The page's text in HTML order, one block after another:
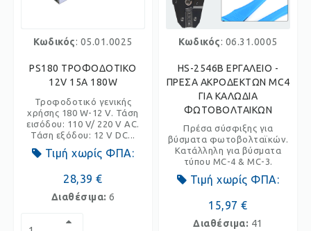
Κωδικός: 05.01.0025
PS180 ΤΡΟΦΟΔΟΤΙΚΟ
12V 15A 180W
Τροφοδοτικό γενικής
χρήσης 180 W-12 V. Τάση
εισόδου: 110 V/ 220 V AC.
Τάση εξόδου: 12 V DC...
Τιμή χωρίς ΦΠΑ:
28,39 €
Διαθέσιμα: 6
Κωδικός: 06.31.0005
HS-2546B ΕΡΓΑΛΕΙO -
ΠΡΕΣΑ ΑΚΡΟΔΕΚΤΩΝ MC4
ΓΙΑ ΚΑΛΩΔΙΑ
ΦΩΤΟΒΟΛΤΑΙΚΩΝ
Πρέσα σύσφιξης για
βύσματα φωτοβολταϊκών.
Κατάλληλη για βύσματα
τύπου MC-4 & MC-3.
Τιμή χωρίς ΦΠΑ:
15,97 €
Διαθέσιμα: 41